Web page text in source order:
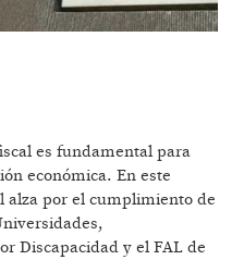
es fundamental para
económica. En este
alza por el cumplimiento de
Discapacidad y el FAL de